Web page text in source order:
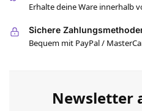
Erhalte deine Ware innerhalb
Sichere
Bequem mit PayPal /
Newsletter